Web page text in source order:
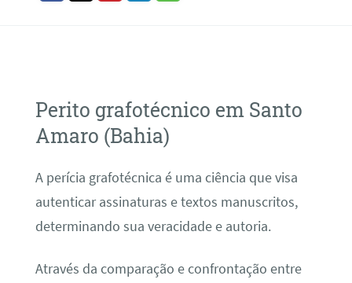
Perito grafotécnico em Santo
Amaro (Bahia)
A perícia grafotécnica é uma ciência que visa
autenticar assinaturas e textos manuscritos,
determinando sua veracidade e autoria.
Através da comparação e confrontação entre